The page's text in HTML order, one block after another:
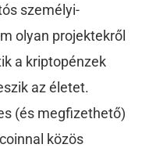
személyi-
olyan projektekről
a kriptopénzek
az életet.
(és megfizethető)
közös